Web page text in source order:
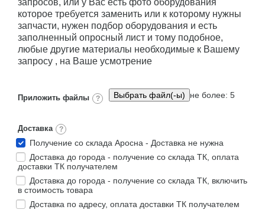
запросов, или у Вас есть фото оборудования
которое требуется заменить или к которому нужны
запчасти, нужен подбор оборудования и есть
заполненный опросный лист и тому подобное,
любые другие материалы необходимые к Вашему
запросу , на Ваше усмотрение
Приложить файлы ? не более: 5
Доставка ?
Получение со склада Аросна - Доставка не нужна
Доставка до города - получение со склада ТК, оплата
доставки ТК получателем
Доставка до города - получение со склада ТК, включить
в стоимость товара
Доставка по адресу, оплата доставки ТК получателем